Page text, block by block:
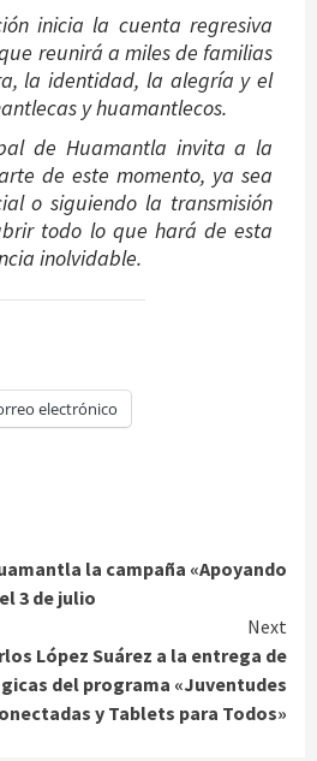
inicia la cuenta regresiva
reunirá a miles de familias
la identidad, la alegría y el
y huamantlecos.
de Huamantla invita a la
de este momento, ya sea
o siguiendo la transmisión
todo lo que hará de esta
inolvidable.
electrónico
la campaña «Apoyando
3 de julio
Next
López Suárez a la entrega de
del programa «Juventudes
y Tablets para Todos»